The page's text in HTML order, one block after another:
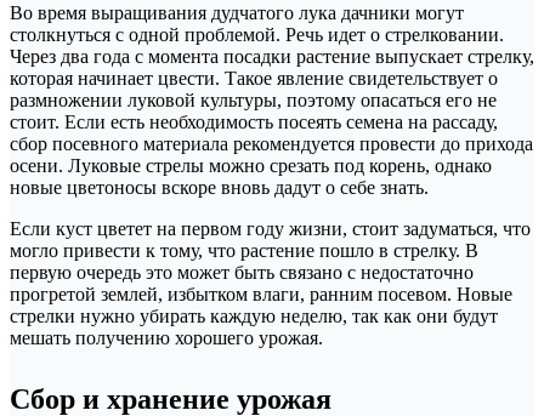
Во время выращивания дудчатого лука дачники могут
столкнуться с одной проблемой. Речь идет о стрелковании.
Через два года с момента посадки растение выпускает стрелку,
которая начинает цвести. Такое явление свидетельствует о
размножении луковой культуры, поэтому опасаться его не
стоит. Если есть необходимость посеять семена на рассаду,
сбор посевного материала рекомендуется провести до прихода
осени. Луковые стрелы можно срезать под корень, однако
новые цветоносы вскоре вновь дадут о себе знать.
Если куст цветет на первом году жизни, стоит задуматься, что
могло привести к тому, что растение пошло в стрелку. В
первую очередь это может быть связано с недостаточно
прогретой землей, избытком влаги, ранним посевом. Новые
стрелки нужно убирать каждую неделю, так как они будут
мешать получению хорошего урожая.
Сбор и хранение урожая